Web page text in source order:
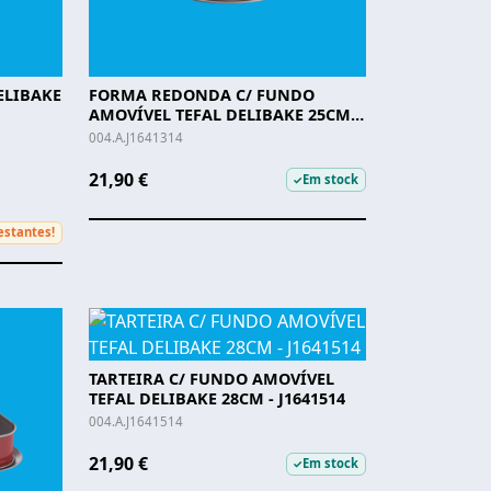
FORMA REDONDA C/ FUNDO
AMOVÍVEL TEFAL DELIBAKE 25CM -
J1641314
004.A.J1641314
21,90 € ✓Em stock
TARTEIRA C/ FUNDO AMOVÍVEL
TEFAL DELIBAKE 28CM - J1641514
004.A.J1641514
21,90 € ✓Em stock